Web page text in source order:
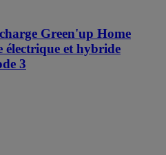
Green'up Home
électrique et hybride
3